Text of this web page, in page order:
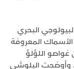
البحري
المعروفة
غواصو اللؤلؤ
وأوضحت البلوشي